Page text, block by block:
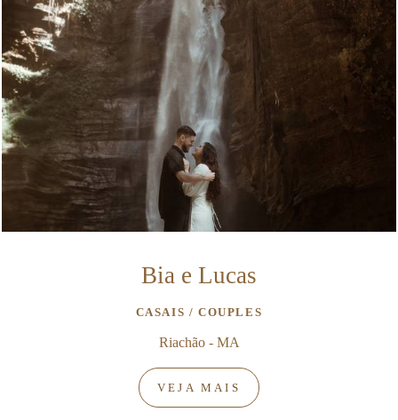
Bia e Lucas
CASAIS / COUPLES
Riachão - MA
VEJA MAIS